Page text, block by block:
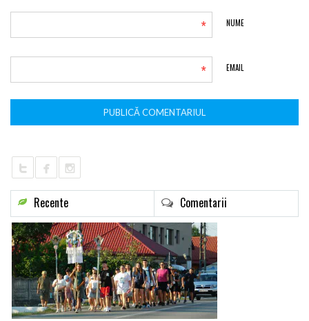
NUME
*
EMAIL
*
Recente Comentarii